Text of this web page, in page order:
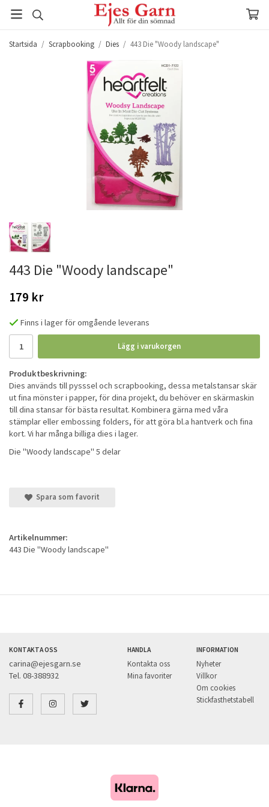
Startsida / Scrapbooking / Dies / 443 Die "Woody landscape"
443 Die "Woody landscape"
179 kr
Finns i lager för omgående leverans
Lägg i varukorgen
Produktbeskrivning:
Dies används till pysssel och scrapbooking, dessa metalstansar skär
ut fina mönster i papper, för dina projekt, du behöver en skärmaskin
till dina stansar för bästa resultat. Kombinera gärna med våra
stämplar eller embossing folders, för att göra bl.a hantverk och fina
kort. Vi har många billiga dies i lager.
Die "Woody landscape" 5 delar
Spara som favorit
Artikelnummer:
443 Die "Woody landscape"
KONTAKTA OSS
carina@ejesgarn.se
Tel. 08-388932
HANDLA
Kontakta oss
Mina favoriter
INFORMATION
Nyheter
Villkor
Om cookies
Stickfasthetstabell